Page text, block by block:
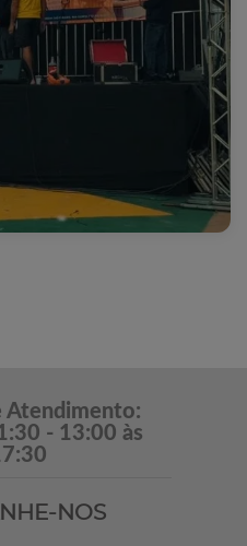
Atendimento:
- 13:00 às
NOS